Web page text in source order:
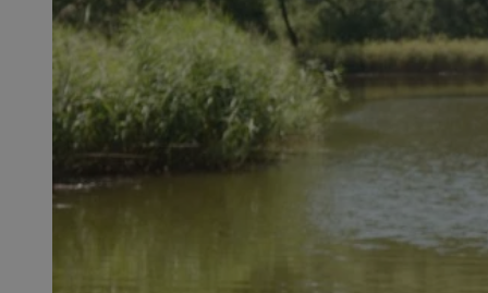
__cf_bm
__cf_bm